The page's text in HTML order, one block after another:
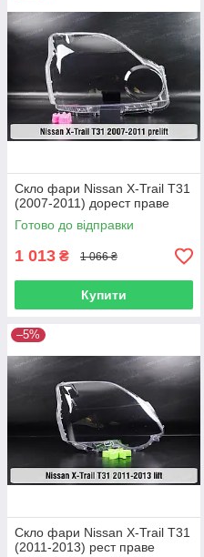
Скло фари Nissan X-Trail T31
(2007-2011) дорест праве
Готово до відправки
1 013 ₴ 1 066 ₴
Купити
–5%
Скло фари Nissan X-Trail T31
(2011-2013) рест праве